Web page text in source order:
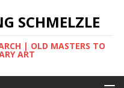
SCHMELZLE
| OLD MASTERS TO
ART